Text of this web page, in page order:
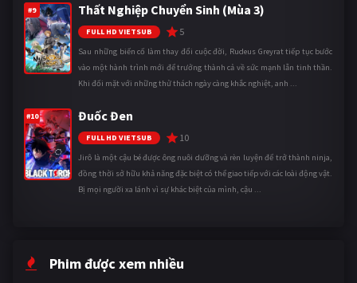
#9 Thất Nghiệp Chuyển Sinh (Mùa 3)
FULL HD VIETSUB 5
Sau những biến cố làm thay đổi cuộc đời, Rudeus Greyrat tiếp tục bước
vào một hành trình mới để trưởng thành cả về sức mạnh lẫn tinh thần.
Khi đối mặt với những thử thách ngày càng khắc nghiệt, anh ...
#10 Đuốc Đen
FULL HD VIETSUB 10
Jirô là một cậu bé được ông nuôi dưỡng và rèn luyện để trở thành ninja,
đồng thời sở hữu khả năng đặc biệt có thể giao tiếp với các loài động vật.
Bị mọi người xa lánh vì sự khác biệt của mình, cậu ...
Phim được xem nhiều